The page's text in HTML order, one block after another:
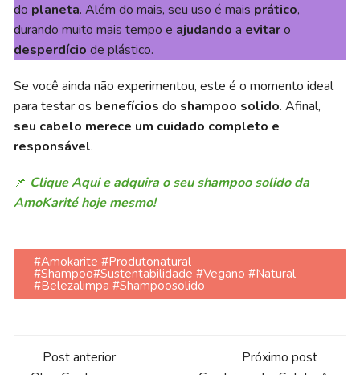
do planeta. Além do mais, seu uso é mais prático,
durando muito mais tempo e ajudandoa evitaro
desperdíciode plástico.
Se você ainda não experimentou, este é o momento ideal
para testar os benefíciosdo shampoo solido. Afinal,
seu cabelo merece um cuidado completo e
responsável.
📌 Clique Aqui e adquira o seu shampoo solido da
AmoKarité hoje mesmo!
#amokarite #produtonatural
#shampoo#sustentabilidade #vegano #natural
#belezalimpa #shampoosolido
Navegação
Post anterior
Próximo post